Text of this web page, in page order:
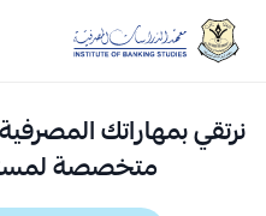
نرتقي بمهاراتك المصرفية
متخصصة